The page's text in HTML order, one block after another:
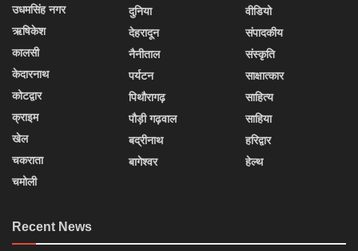
उधमसिंह नगर
ऋषिकेश
कालसी
केदारनाथ
कोटद्वार
क्राइम
खेल
चकराता
चमोली
दुनिया
देहरादून
नैनीताल
पर्यटन
पिथौरागढ़
पौड़ी गढ़वाल
बद्रीनाथ
बागेश्वर
वीडियो
संपादकीय
संस्कृति
साक्षात्कार
साहित्य
साहिया
हरिद्वार
हेल्थ
Recent News